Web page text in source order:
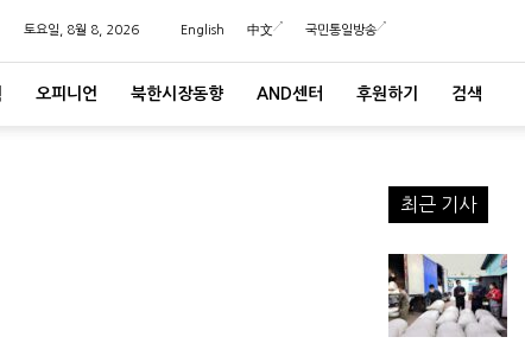
토요일, 8월 8, 2026 English 中文 국민통일방송
오피니언 북한시장동향 AND센터 후원하기 검색
최근 기사